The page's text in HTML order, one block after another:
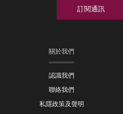
關於我們
認識我們
聯絡我們
私隱政策及聲明